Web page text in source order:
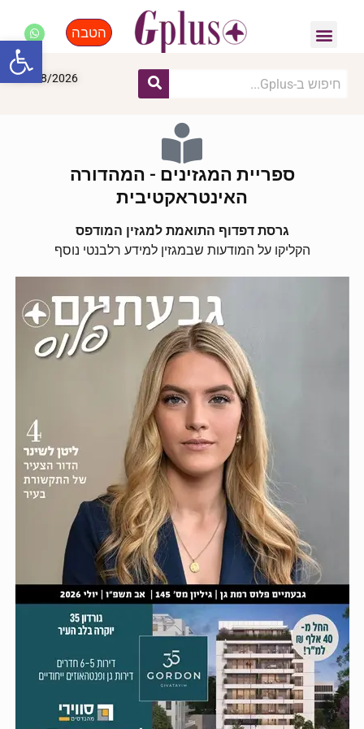
הטבה
07/08/2026
ספריית המגזינים - המהדורה
האינטראקטיבית
גרסת דפדוף התואמת למגזין המודפס
הקליקו על המודעות שבמגזין למידע רלבנטי נוסף
פתח